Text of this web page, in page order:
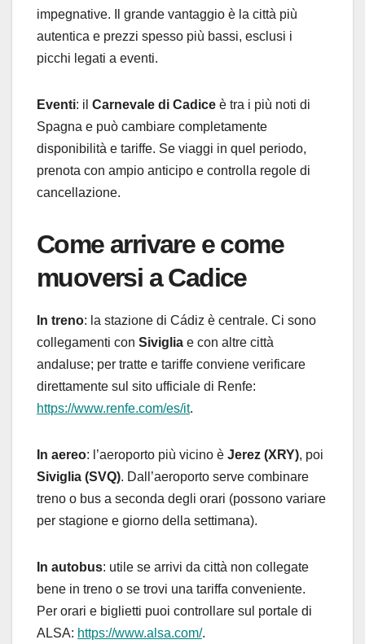
impegnative. Il grande vantaggio è la città più
autentica e prezzi spesso più bassi, esclusi i
picchi legati a eventi.
Eventi: il Carnevale di Cadice è tra i più noti di
Spagna e può cambiare completamente
disponibilità e tariffe. Se viaggi in quel periodo,
prenota con ampio anticipo e controlla regole di
cancellazione.
Come arrivare e come
muoversi a Cadice
In treno: la stazione di Cádiz è centrale. Ci sono
collegamenti con Siviglia e con altre città
andaluse; per tratte e tariffe conviene verificare
direttamente sul sito ufficiale di Renfe:
https://www.renfe.com/es/it.
In aereo: l’aeroporto più vicino è Jerez (XRY), poi
Siviglia (SVQ). Dall’aeroporto serve combinare
treno o bus a seconda degli orari (possono variare
per stagione e giorno della settimana).
In autobus: utile se arrivi da città non collegate
bene in treno o se trovi una tariffa conveniente.
Per orari e biglietti puoi controllare sul portale di
ALSA: https://www.alsa.com/.